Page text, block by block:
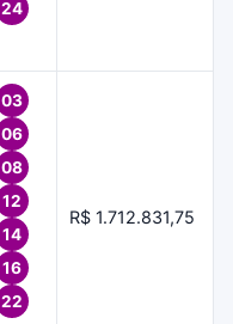
24
03
06
08
12
14
16
22
R$ 1.712.831,75